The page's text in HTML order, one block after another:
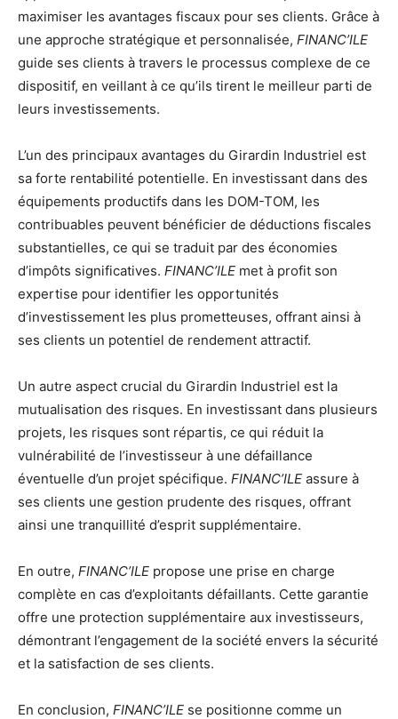
maximiser les avantages fiscaux pour ses clients. Grâce à
une approche stratégique et personnalisée, FINANC’ILE
guide ses clients à travers le processus complexe de ce
dispositif, en veillant à ce qu’ils tirent le meilleur parti de
leurs investissements.
L’un des principaux avantages du Girardin Industriel est
sa forte rentabilité potentielle. En investissant dans des
équipements productifs dans les DOM-TOM, les
contribuables peuvent bénéficier de déductions fiscales
substantielles, ce qui se traduit par des économies
d’impôts significatives. FINANC’ILE met à profit son
expertise pour identifier les opportunités
d’investissement les plus prometteuses, offrant ainsi à
ses clients un potentiel de rendement attractif.
Un autre aspect crucial du Girardin Industriel est la
mutualisation des risques. En investissant dans plusieurs
projets, les risques sont répartis, ce qui réduit la
vulnérabilité de l’investisseur à une défaillance
éventuelle d’un projet spécifique. FINANC’ILE assure à
ses clients une gestion prudente des risques, offrant
ainsi une tranquillité d’esprit supplémentaire.
En outre, FINANC’ILE propose une prise en charge
complète en cas d’exploitants défaillants. Cette garantie
offre une protection supplémentaire aux investisseurs,
démontrant l’engagement de la société envers la sécurité
et la satisfaction de ses clients.
En conclusion, FINANC’ILE se positionne comme un